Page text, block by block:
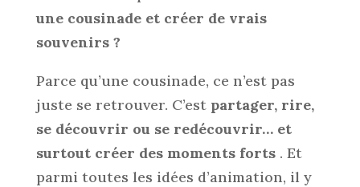
une cousinade et créer de vrais
souvenirs ?
Parce qu’une cousinade, ce n’est pas
juste se retrouver. C’est partager, rire,
se découvrir ou se redécouvrir… et
surtout créer des moments forts. Et
parmi toutes les idées d’animation, il y